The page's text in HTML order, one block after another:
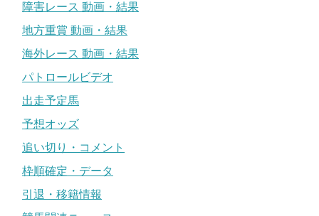
障害レース 動画・結果
地方重賞 動画・結果
海外レース 動画・結果
パトロールビデオ
出走予定馬
予想オッズ
追い切り・コメント
枠順確定・データ
引退・移籍情報